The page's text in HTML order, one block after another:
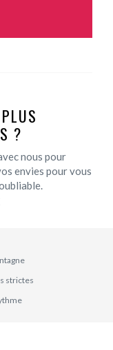
?
nous pour
envies pour vous
strictes